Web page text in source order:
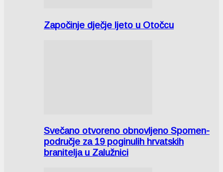
Započinje dječje ljeto u Otočcu
Svečano otvoreno obnovljeno Spomen-
područje za 19 poginulih hrvatskih
branitelja u Zalužnici